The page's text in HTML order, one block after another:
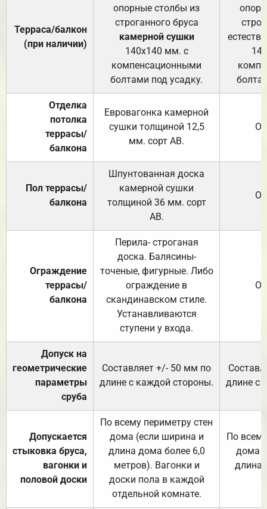
Терраса/балкон
(при наличии)
опорные столбы из
строганного бруса
камерной сушки
140х140 мм. с
компенсационными
болтами под усадку.
Отделка
потолка
террасы/
балкона
Евровагонка камерной
сушки толщиной 12,5
мм. сорт АВ.
Пол террасы/
балкона
Шпунтованная доска
камерной сушки
толщиной 36 мм. сорт
АВ.
Ограждение
террасы/
балкона
Перила- строганая
доска. Балясины-
точеные, фигурные. Либо
ограждение в
скандинавском стиле.
Устанавливаются
ступени у входа.
Допуск на
геометрические
параметры
сруба
Составляет +/- 50 мм по
длине с каждой стороны.
длине с
Допускается
стыковка бруса,
вагонки и
половой доски
По всему периметру стен
дома (если ширина и
длина дома более 6,0
метров). Вагонки и
доски пола в каждой
отдельной комнате.
По
дома
длина